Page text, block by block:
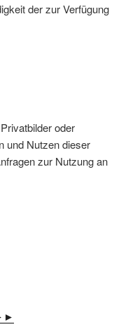
der zur Verfügung
oder
und Nutzen dieser
zur Nutzung an